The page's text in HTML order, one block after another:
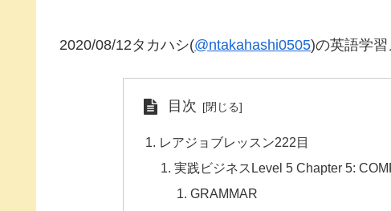
2020/08/12タカハシ(@ntakahashi0505)の英語学習
目次
レアジョブレッスン222目
実践ビジネスLevel 5 Chapter 5:
GRAMMAR